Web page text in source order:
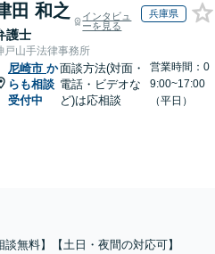
田 和之
護士
インタビュ
ーを見る
兵庫県
戸山手法律事務所
尼崎市 か
らも相談
受付中
面談方法(対面・
電話・ビデオな
ど)は応相談
営業時間：0
9:00~17:00
（平日）
無料】【土日・夜間の対応可】